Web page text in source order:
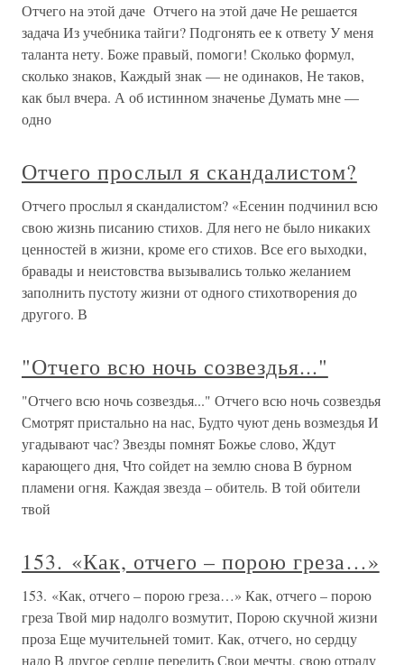
Отчего на этой даче Отчего на этой даче Не решается
задача Из учебника тайги? Подгонять ее к ответу У меня
таланта нету. Боже правый, помоги! Сколько формул,
сколько знаков, Каждый знак — не одинаков, Не таков,
как был вчера. А об истинном значенье Думать мне —
одно
Отчего прослыл я скандалистом?
Отчего прослыл я скандалистом? «Есенин подчинил всю
свою жизнь писанию стихов. Для него не было никаких
ценностей в жизни, кроме его стихов. Все его выходки,
бравады и неистовства вызывались только желанием
заполнить пустоту жизни от одного стихотворения до
другого. В
"Отчего всю ночь созвездья..."
"Отчего всю ночь созвездья..." Отчего всю ночь созвездья
Смотрят пристально на нас, Будто чуют день возмездья И
угадывают час? Звезды помнят Божье слово, Ждут
карающего дня, Что сойдет на землю снова В бурном
пламени огня. Каждая звезда – обитель. В той обители
твой
153. «Как, отчего – порою греза…»
153. «Как, отчего – порою греза…» Как, отчего – порою
греза Твой мир надолго возмутит, Порою скучной жизни
проза Еще мучительней томит. Как, отчего, но сердцу
надо В другое сердце перелить Свои мечты, свою отраду